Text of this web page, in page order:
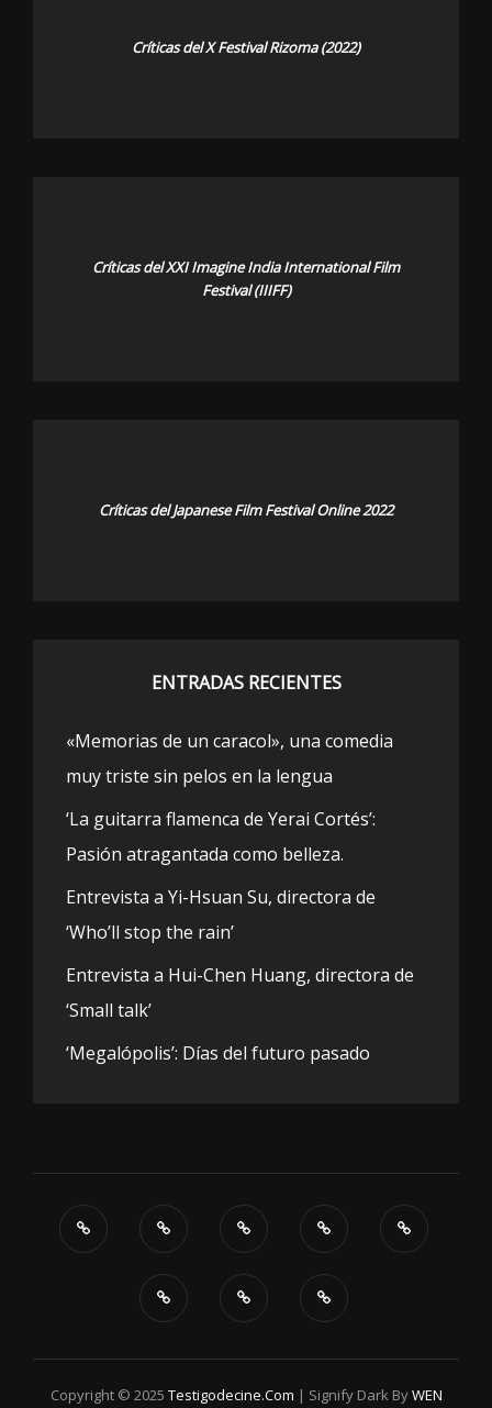
Críticas del X Festival Rizoma (2022)
Críticas del XXI Imagine India International Film
Festival (IIIFF)
Críticas del Japanese Film Festival Online 2022
ENTRADAS RECIENTES
«Memorias de un caracol», una comedia
muy triste sin pelos en la lengua
‘La guitarra flamenca de Yerai Cortés’:
Pasión atragantada como belleza.
Entrevista a Yi-Hsuan Su, directora de
‘Who’ll stop the rain’
Entrevista a Hui-Chen Huang, directora de
‘Small talk’
‘Megalópolis’: Días del futuro pasado
Copyright © 2025 Testigodecine.com | Signify Dark ByWEN